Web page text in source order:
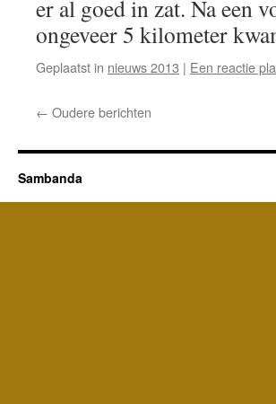
er al goed in zat. Na een
ongeveer 5 kilometer
Geplaatst in nieuws 2013 | Een reactie
← Oudere berichten
Sambanda